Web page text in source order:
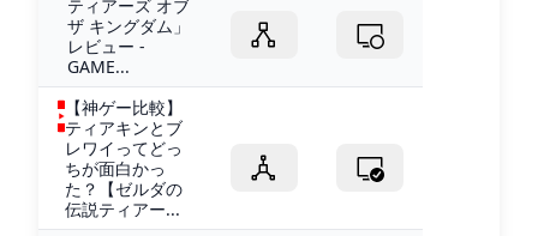
ティアーズ オブ
ザ キングダム」
レビュー -
GAME...
【神ゲー比較】
ティアキンとブ
レワイってどっ
ちが面白かっ
た？【ゼルダの
伝説ティアー...